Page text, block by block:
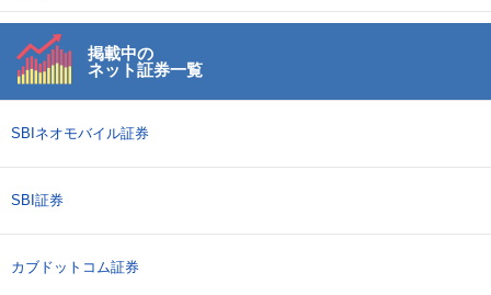
掲載中の
ネット証券一覧
SBIネオモバイル証券
SBI証券
カブドットコム証券